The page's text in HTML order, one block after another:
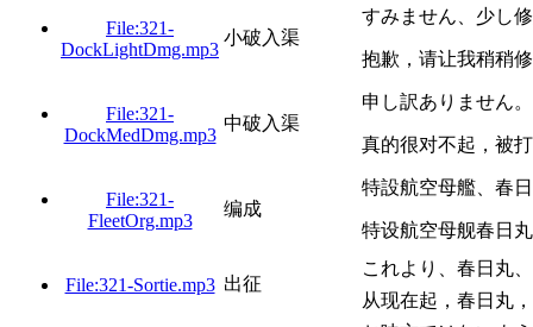
File:321-
DockLightDmg.mp3
小破入渠
すみません、少し
抱歉，请让我稍稍
File:321-
DockMedDmg.mp3
中破入渠
申し訳ありません
真的很对不起，被
File:321-
FleetOrg.mp3
编成
特設航空母艦、春
特设航空母舰春日
File:321-Sortie.mp3 出征
これより、春日丸
从现在起，春日丸